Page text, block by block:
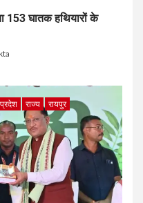
153 घातक हथियारों के
राज्य रायपुर